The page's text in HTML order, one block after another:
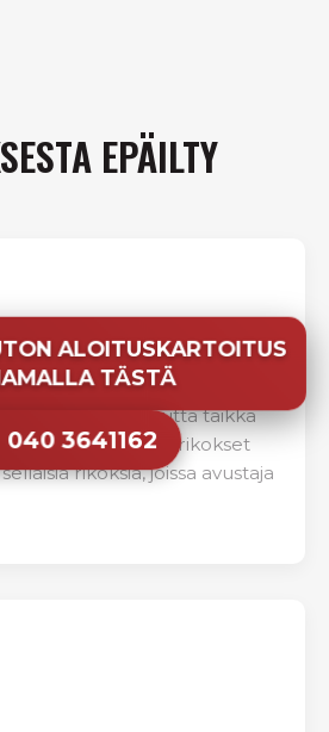
EPÄILTY
ottaa avustaja, jos hän kiistää
vaatinut vankeutta taikka
korvauksia. Talousrikokset
rikoksia, joissa avustaja
ALOITUSKARTOITUS
TÄSTÄ
040 3641162